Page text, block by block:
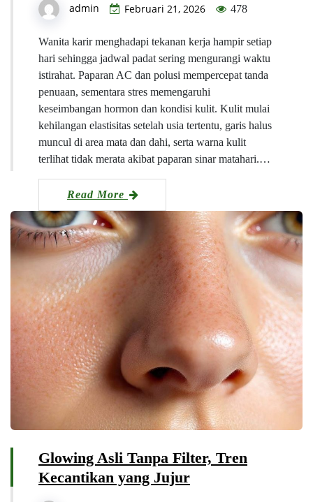
admin Februari 21, 2026 478
Wanita karir menghadapi tekanan kerja hampir setiap
hari sehingga jadwal padat sering mengurangi waktu
istirahat. Paparan AC dan polusi mempercepat tanda
penuaan, sementara stres memengaruhi
keseimbangan hormon dan kondisi kulit. Kulit mulai
kehilangan elastisitas setelah usia tertentu, garis halus
muncul di area mata dan dahi, serta warna kulit
terlihat tidak merata akibat paparan sinar matahari.…
Read More
Glowing Asli Tanpa Filter, Tren
Kecantikan yang Jujur